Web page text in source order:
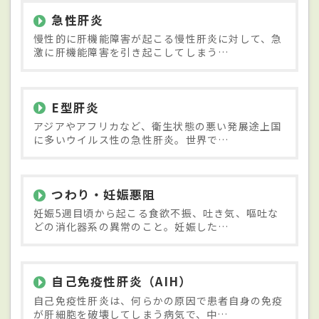
急性肝炎
慢性的に肝機能障害が起こる慢性肝炎に対して、急
激に肝機能障害を引き起こしてしまう…
E型肝炎
アジアやアフリカなど、衛生状態の悪い発展途上国
に多いウイルス性の急性肝炎。世界で…
つわり・妊娠悪阻
妊娠5週目頃から起こる食欲不振、吐き気、嘔吐な
どの消化器系の異常のこと。妊娠した…
自己免疫性肝炎（AIH）
自己免疫性肝炎は、何らかの原因で患者自身の免疫
が肝細胞を破壊してしまう病気で、中…